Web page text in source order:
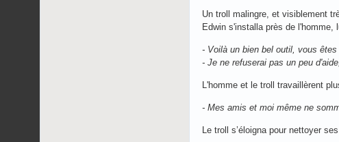
Un troll malingre, et visiblement
Edwin s'installa près de l'homme,
- Voilà un bien bel outil, vous
- Je ne refuserai pas un peu
L'homme et le troll travaillèrent
- Mes amis et moi même ne
Le troll s’éloigna pour nettoyer